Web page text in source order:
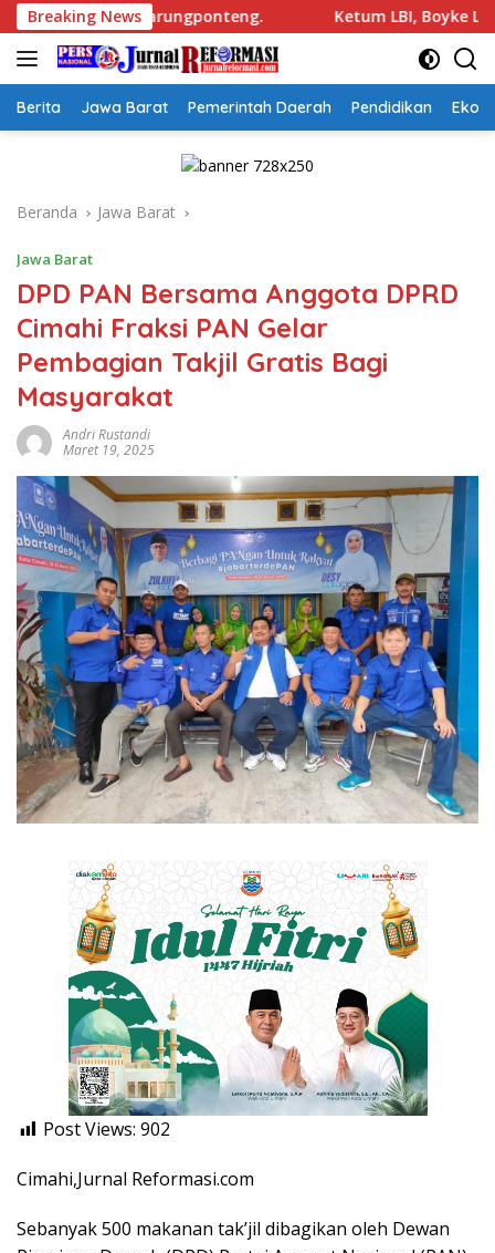
Langsung
ke
konten
Breaking NewsKetum LBI, Boyke Luthfiana Syahrir. SH, MH
Berita Jawa Barat Pemerintah Daerah Pendidikan
Beranda Jawa Barat
Jawa Barat
DPD PAN Bersama Anggota DPRD
Cimahi Fraksi PAN Gelar
Pembagian Takjil Gratis Bagi
Masyarakat
Andri Rustandi
Maret 19, 2025
Post Views: 902
Cimahi,Jurnal Reformasi.com
Sebanyak 500 makanan tak’jil dibagikan oleh Dewan